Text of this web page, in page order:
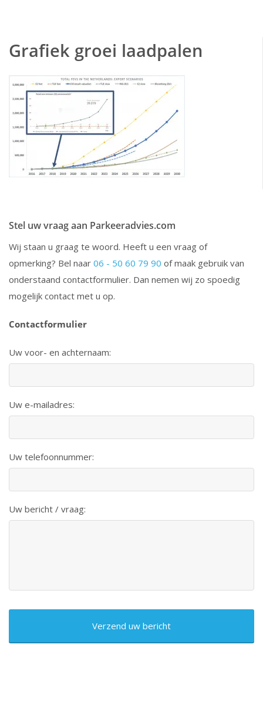
Grafiek groei laadpalen
Stel uw vraag aan Parkeeradvies.com
Wij staan u graag te woord. Heeft u een vraag of
opmerking? Bel naar 06 - 50 60 79 90 of maak gebruik van
onderstaand contactformulier. Dan nemen wij zo spoedig
mogelijk contact met u op.
Contactformulier
Uw voor- en achternaam:
Uw e-mailadres:
Uw telefoonnummer:
Uw bericht / vraag: